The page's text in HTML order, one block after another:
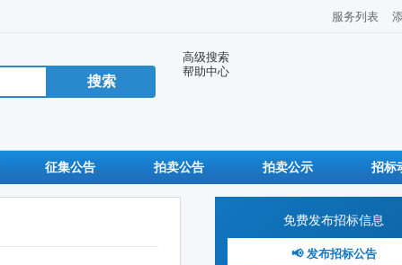
服务列表
高级搜索
帮助中心
征集公告 拍卖公告 拍卖公示 招标
免费发布招标信息
📢 发布招标公告